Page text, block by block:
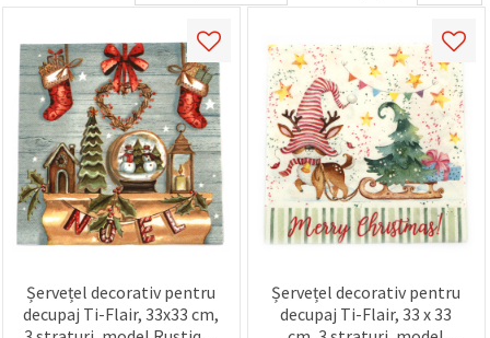
Șervețel decorativ pentru
decupaj Ti-Flair, 33x33 cm,
Șervețel decorativ pentru
decupaj Ti-Flair, 33 x 33